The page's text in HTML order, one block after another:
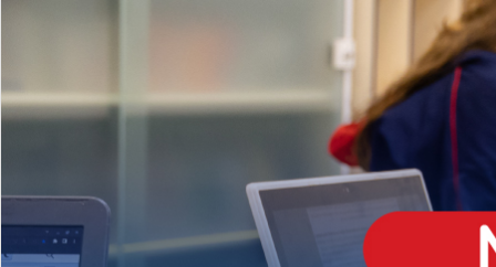
MÉDIO
igh School
Dupla Diplomação